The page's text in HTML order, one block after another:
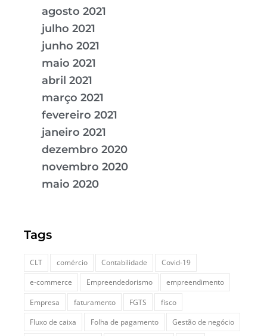
agosto 2021
julho 2021
junho 2021
maio 2021
abril 2021
março 2021
fevereiro 2021
janeiro 2021
dezembro 2020
novembro 2020
maio 2020
Tags
CLT comércio Contabilidade
Covid-19
e-commerce
Empreendedorismo
empreendimento
Empresa
faturamento FGTS
fisco
Fluxo de caixa
Folha de pagamento
Gestão de negócio